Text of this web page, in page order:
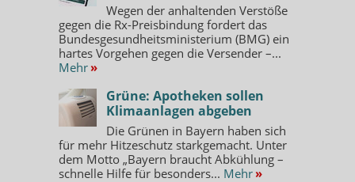
Wegen der anhaltenden Verstöße
gegen die Rx-Preisbindung fordert das
Bundesgesundheitsministerium (BMG) ein
hartes Vorgehen gegen die Versender –...
Mehr »
Grüne: Apotheken sollen
Klimaanlagen abgeben
Die Grünen in Bayern haben sich
für mehr Hitzeschutz starkgemacht. Unter
dem Motto „Bayern braucht Abkühlung –
schnelle Hilfe für besonders... Mehr »